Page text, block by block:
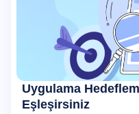
Uygulama
Eşleşirsiniz